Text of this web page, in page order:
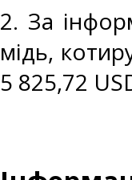
2. За
мідь,
5 825,72